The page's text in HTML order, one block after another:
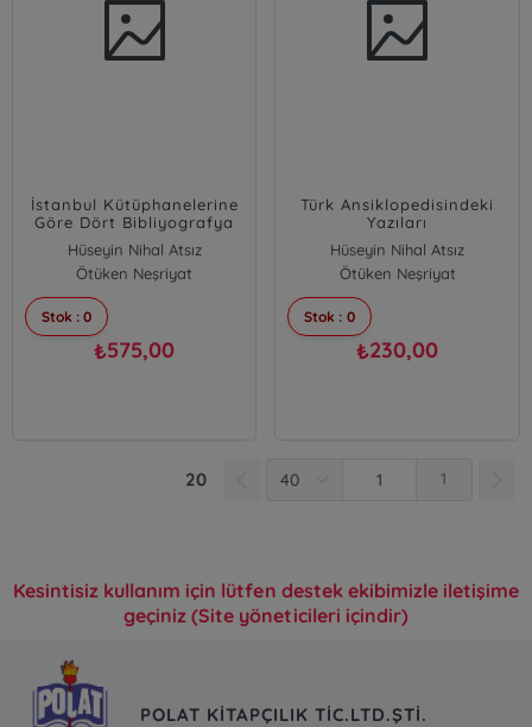
İstanbul Kütüphanelerine
Göre Dört Bibliyografya
Hüseyin Nihal Atsız
Ötüken Neşriyat
Stok : 0
₺575,00
Türk Ansiklopedisindeki
Yazıları
Hüseyin Nihal Atsız
Ötüken Neşriyat
Stok : 0
₺230,00
20 1
Kesintisiz kullanım için lütfen destek ekibimizle iletişime
geçiniz (Site yöneticileri içindir)
POLAT KİTAPÇILIK TİC.LTD.ŞTİ.